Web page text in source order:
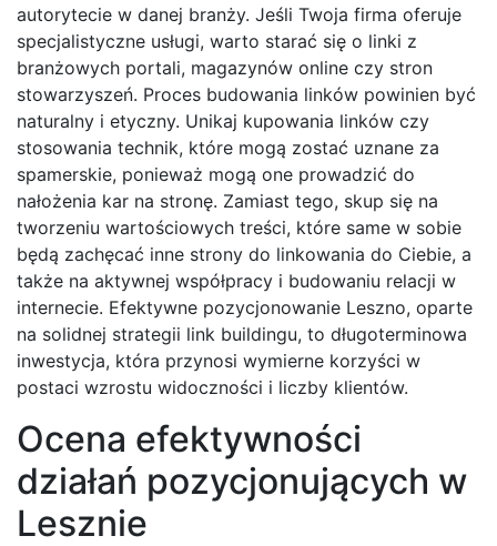
autorytecie w danej branży. Jeśli Twoja firma oferuje
specjalistyczne usługi, warto starać się o linki z
branżowych portali, magazynów online czy stron
stowarzyszeń. Proces budowania linków powinien być
naturalny i etyczny. Unikaj kupowania linków czy
stosowania technik, które mogą zostać uznane za
spamerskie, ponieważ mogą one prowadzić do
nałożenia kar na stronę. Zamiast tego, skup się na
tworzeniu wartościowych treści, które same w sobie
będą zachęcać inne strony do linkowania do Ciebie, a
także na aktywnej współpracy i budowaniu relacji w
internecie. Efektywne pozycjonowanie Leszno, oparte
na solidnej strategii link buildingu, to długoterminowa
inwestycja, która przynosi wymierne korzyści w
postaci wzrostu widoczności i liczby klientów.
Ocena efektywności
działań pozycjonujących w
Lesznie